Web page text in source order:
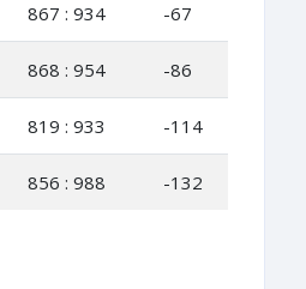
867 : 934 -67
868 : 954 -86
819 : 933 -114
856 : 988 -132